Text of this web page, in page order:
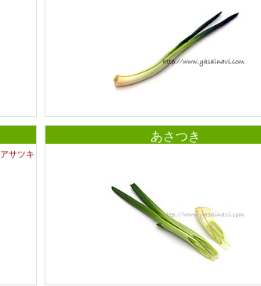
アサツキ
あさつき